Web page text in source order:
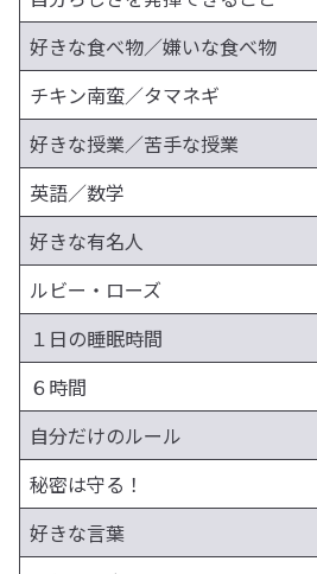
好きな食べ物／嫌いな食べ物
チキン南蛮／タマネギ
好きな授業／苦手な授業
英語／数学
好きな有名人
ルビー・ローズ
１日の睡眠時間
６時間
自分だけのルール
秘密は守る！
好きな言葉